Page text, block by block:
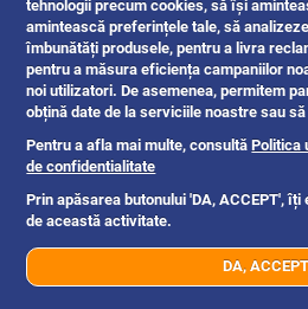
07xx xxx xxx
Fă-ți anunțul să iasă în
intrebari si
Romania
tehnologii precum cookies, să își
amintească preferințele tale, să
îmbunătăți produsele, pentru a livra
pentru a măsura eficiența campaniilor
noi utilizatori. De asemenea, permitem
obțină date de la serviciile noastre sau
Pentru a afla mai multe, consultăPolitica
de confidentialitate
Prin apăsarea butonului 'DA, ACCEPT',
de această activitate.
DA, ACCEPT